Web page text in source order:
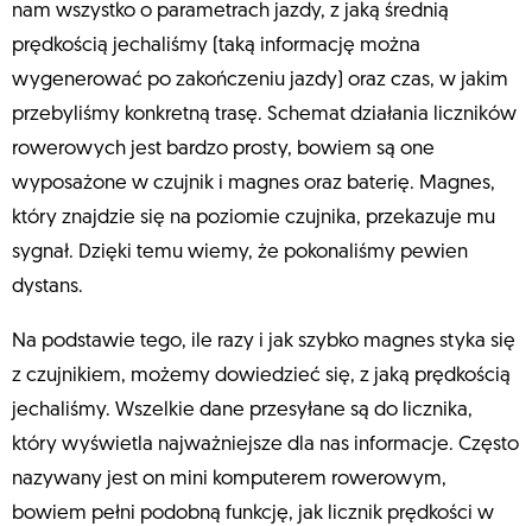
nam wszystko o parametrach jazdy, z jaką średnią
prędkością jechaliśmy (taką informację można
wygenerować po zakończeniu jazdy) oraz czas, w jakim
przebyliśmy konkretną trasę. Schemat działania liczników
rowerowych jest bardzo prosty, bowiem są one
wyposażone w czujnik i magnes oraz baterię. Magnes,
który znajdzie się na poziomie czujnika, przekazuje mu
sygnał. Dzięki temu wiemy, że pokonaliśmy pewien
dystans.
Na podstawie tego, ile razy i jak szybko magnes styka się
z czujnikiem, możemy dowiedzieć się, z jaką prędkością
jechaliśmy. Wszelkie dane przesyłane są do licznika,
który wyświetla najważniejsze dla nas informacje. Często
nazywany jest on mini komputerem rowerowym,
bowiem pełni podobną funkcję, jak licznik prędkości w